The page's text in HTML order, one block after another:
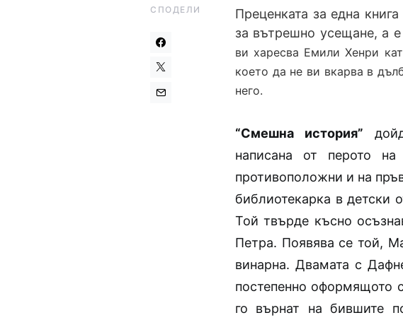
СПОДЕЛИ
Преценката за една
за вътрешно усещане, а
ви харесва Емили Хенри
което да не ви вкарва в
него.
“Смешна история”
написана от перото
противоположни и на
библиотекарка в детски
Той твърде късно
Петра. Появява се той,
винарна. Двамата с
постепенно оформящото
го върнат на бившите